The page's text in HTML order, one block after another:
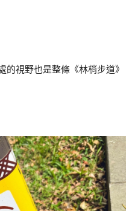
的視野也是整條《林梢步道》